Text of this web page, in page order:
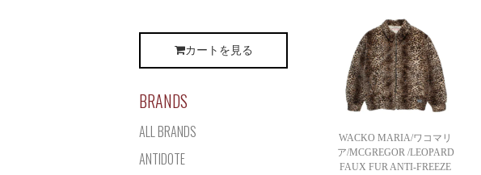
WACKO MARIA/ワコマリ
ア/MCGREGOR /LEOPARD
FAUX FUR ANTI-FREEZE
カートを見る
BRANDS
ALL BRANDS
ANTIDOTE